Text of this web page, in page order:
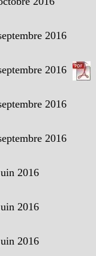
2016
2016
2016
2016
2016
2016
2016